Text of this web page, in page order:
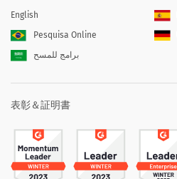
English
Pesquisa Online
برامج للمسح
表彰＆証明書